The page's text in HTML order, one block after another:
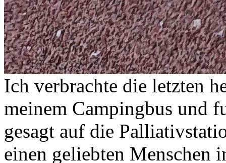
Ich verbrachte die letzten
meinem Campingbus und
gesagt auf die
einen geliebten Menschen